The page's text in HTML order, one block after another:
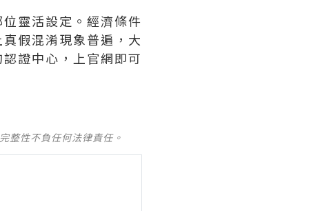
靈活設定。經濟條件
假混淆現象普遍，大
證中心，上官網即可
整性不負任何法律責任。